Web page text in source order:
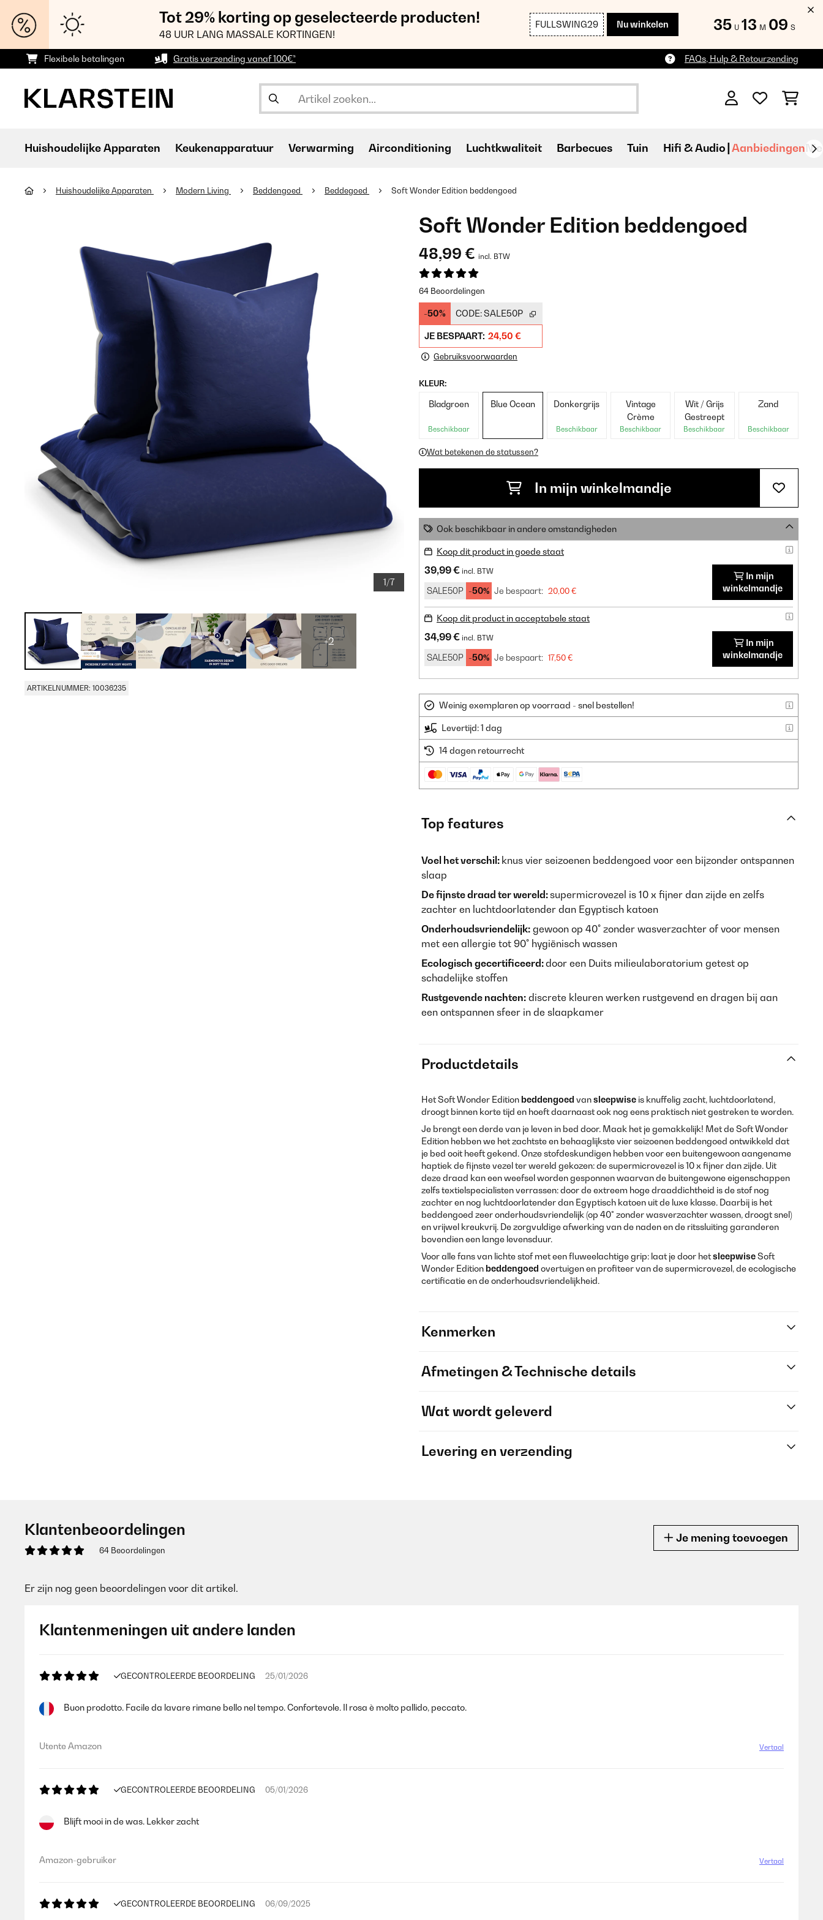
Tot 29% korting op geselecteerde producten!
48 UUR LANG MASSALE KORTINGEN!
FULLSWING29 Nu winkelen 35 U 13 M 08 S
Flexibele betalingen Gratis verzending vanaf 100€* FAQs, Hulp & Retourzending
Huishoudelijke Apparaten Keukenapparatuur Verwarming Airconditioning Luchtkwaliteit Barbecues Tuin Hifi & Audio Aanbiedingen
Huishoudelijke Apparaten Modern Living Beddengoed Beddegoed Soft Wonder Edition beddengoed
1/7
+2
ARTIKELNUMMER: 10036235
Soft Wonder Edition beddengoed
48,99 € incl. BTW
64 Beoordelingen
-50% CODE:SALE50P
JE BESPAART: 24,50 €
Gebruiksvoorwaarden
KLEUR:
Bladgroen
Beschikbaar
Blue Ocean Donkergrijs
Beschikbaar
Vintage
Crème
Beschikbaar
Wit / Grijs
Gestreept
Beschikbaar
Zand
Beschikbaar
Wat betekenen de statussen?
In mijn winkelmandje
Ook beschikbaar in andere omstandigheden
Koop dit product in goede staat
39,99 € incl. BTW
SALE50P -50% Je bespaart: 20,00 €
In mijn
winkelmandje
Koop dit product in acceptabele staat
34,99 € incl. BTW
SALE50P -50% Je bespaart: 17,50 €
In mijn
winkelmandje
Weinig exemplaren op voorraad - snel bestellen!
Levertijd: 1 dag
14 dagen retourrecht
Top features
Voel het verschil: knus vier seizoenen beddengoed voor een bijzonder ontspannen
slaap
De fijnste draad ter wereld:supermicrovezel is 10 x fijner dan zijde en zelfs
zachter en luchtdoorlatender dan Egyptisch katoen
Onderhoudsvriendelijk: gewoon op 40° zonder wasverzachter of voor mensen
met een allergie tot 90° hygiënisch wassen
Ecologisch gecertificeerd:door een Duits milieulaboratorium getest op
schadelijke stoffen
Rustgevende nachten: discrete kleuren werken rustgevend en dragen bij aan
een ontspannen sfeer in de slaapkamer
Productdetails
Het Soft Wonder Edition beddengoed vansleepwise is knuffelig zacht, luchtdoorlatend,
droogt binnen korte tijd en hoeft daarnaast ook nog eens praktisch niet gestreken te worden.
Je brengt een derde van je leven in bed door. Maak het je gemakkelijk! Met de Soft Wonder
Edition hebben we het zachtste en behaaglijkste vier seizoenen beddengoed ontwikkeld dat
je bed ooit heeft gekend. Onze stofdeskundigen hebben voor een buitengewoon aangename
haptiek de fijnste vezel ter wereld gekozen: de supermicrovezel is 10 x fijner dan zijde. Uit
deze draad kan een weefsel worden gesponnen waarvan de buitengewone eigenschappen
zelfs textielspecialisten verrassen: door de extreem hoge draaddichtheid is de stof nog
zachter en nog luchtdoorlatender dan Egyptisch katoen uit de luxe klasse. Daarbij is het
beddengoed zeer onderhoudsvriendelijk (op 40° zonder wasverzachter wassen, droogt snel)
en vrijwel kreukvrij. De zorgvuldige afwerking van de naden en de ritssluiting garanderen
bovendien een lange levensduur.
Voor alle fans van lichte stof met een fluweelachtige grip: laat je door hetsleepwiseSoft
Wonder Edition beddengoed overtuigen en profiteer van de supermicrovezel, de ecologische
certificatie en de onderhoudsvriendelijkheid.
Kenmerken
Afmetingen & Technische details
Wat wordt geleverd
Levering en verzending
Klantenbeoordelingen
64 Beoordelingen
Je mening toevoegen
Er zijn nog geen beoordelingen voor dit artikel.
Klantenmeningen uit andere landen
GECONTROLEERDE BEOORDELING 25/01/2026
Buon prodotto. Facile da lavare rimane bello nel tempo. Confortevole. Il rosa è molto pallido, peccato.
Utente Amazon Vertaal
GECONTROLEERDE BEOORDELING 05/01/2026
Blijft mooi in de was. Lekker zacht
Amazon-gebruiker Vertaal
GECONTROLEERDE BEOORDELING 06/09/2025